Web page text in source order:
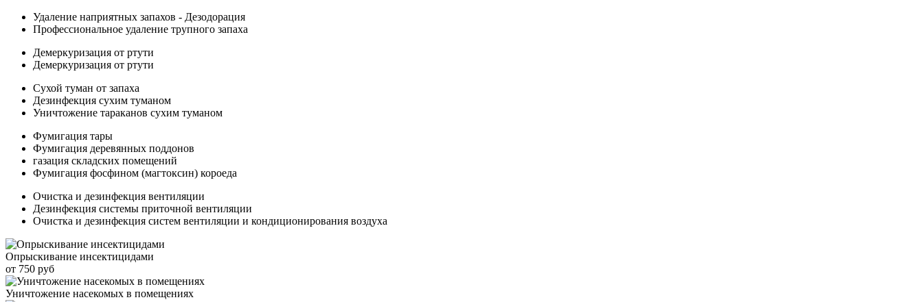
Удаление наприятных запахов - Дезодорация
Профессиональное удаление трупного запаха
Демеркуризация от ртути
Демеркуризация от ртути
Сухой туман от запаха
Дезинфекция сухим туманом
Уничтожение тараканов сухим туманом
Фумигация тары
Фумигация деревянных поддонов
газация складских помещений
Фумигация фосфином (магтоксин) короеда
Очистка и дезинфекция вентиляции
Дезинфекция системы приточной вентиляции
Очистка и дезинфекция систем вентиляции и кондиционирования воздуха
Опрыскивание инсектицидами
от 750 руб
Уничтожение насекомых в помещениях